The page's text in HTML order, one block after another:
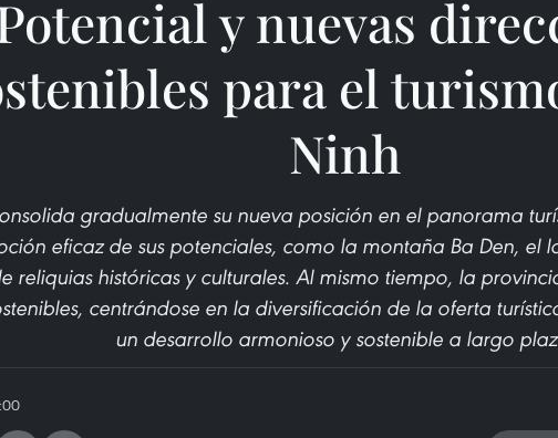
y nuevas
para el
Ninh
gradualmente su nueva posición en el panorama
eficaz de sus potenciales, como la montaña Ba Den, el
reliquias históricas y culturales. Al mismo tiempo, la
centrándose en la diversificación de la oferta
un desarrollo armonioso y sostenible a largo